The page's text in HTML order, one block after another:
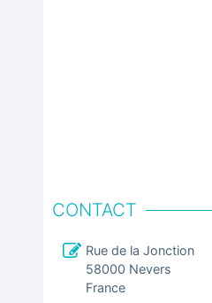
CONTACT
Rue de la Jonction
58000 Nevers
France